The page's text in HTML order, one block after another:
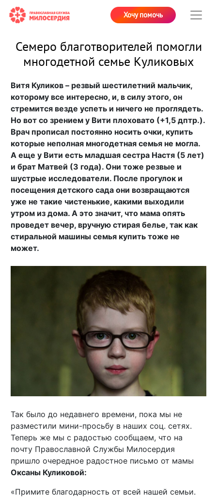
Хочу помочь
Семеро благотворителей помогли
многодетной семье Куликовых
Витя Куликов – резвый шестилетний мальчик,
которому все интересно, и, в силу этого, он
стремится везде успеть и ничего не проглядеть.
Но вот со зрением у Вити плоховато (+1,5 дптр.).
Врач прописал постоянно носить очки, купить
которые неполная многодетная семья не могла.
А еще у Вити есть младшая сестра Настя (5 лет)
и брат Матвей (3 года). Они тоже резвые и
шустрые исследователи. После прогулок и
посещения детского сада они возвращаются
уже не такие чистенькие, какими выходили
утром из дома. А это значит, что мама опять
проведет вечер, вручную стирая белье, так как
стиральной машины семья купить тоже не
может.
Так было до недавнего времени, пока мы не
разместили мини-просьбу в наших соц. сетях.
Теперь же мы с радостью сообщаем, что на
почту Православной Службы Милосердия
пришло очередное радостное письмо от мамы
Оксаны Куликовой:
«Примите благодарность от всей нашей семьи.